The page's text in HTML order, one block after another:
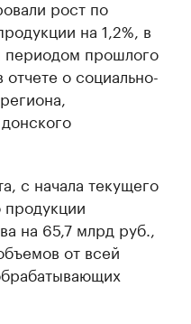
рост по
на 1,2%, в
периодом прошлого
о социально-
с начала текущего
продукции
на 65,7 млрд руб.,
от всей